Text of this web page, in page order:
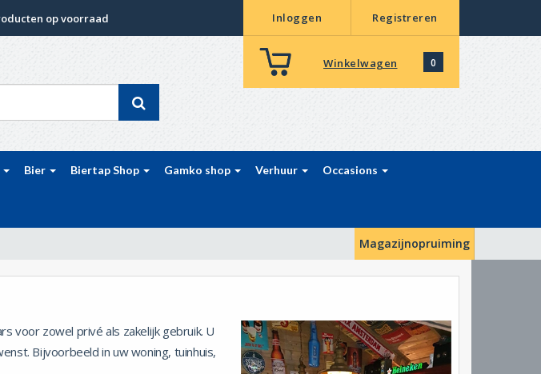
op voorraad Inloggen Registreren
Winkelwagen 0
Bier Biertap Shop Gamko shop Verhuur Occasions
Magazijnopruiming
voor zowel privé als zakelijk gebruik. U
Bijvoorbeeld in uw woning, tuinhuis,